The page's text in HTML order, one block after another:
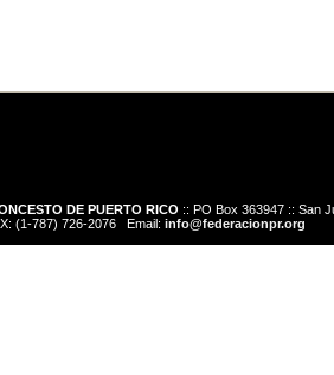
DE PUERTO RICO :: PO Box 363947 :: San
(1-787) 726-2076 Email: info@federacionpr.org